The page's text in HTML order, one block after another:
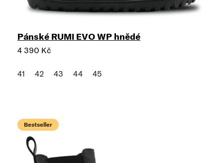
Pánské RUMI EVO WP hnědé
4 390 Kč
41 42 43 44 45
Bestseller